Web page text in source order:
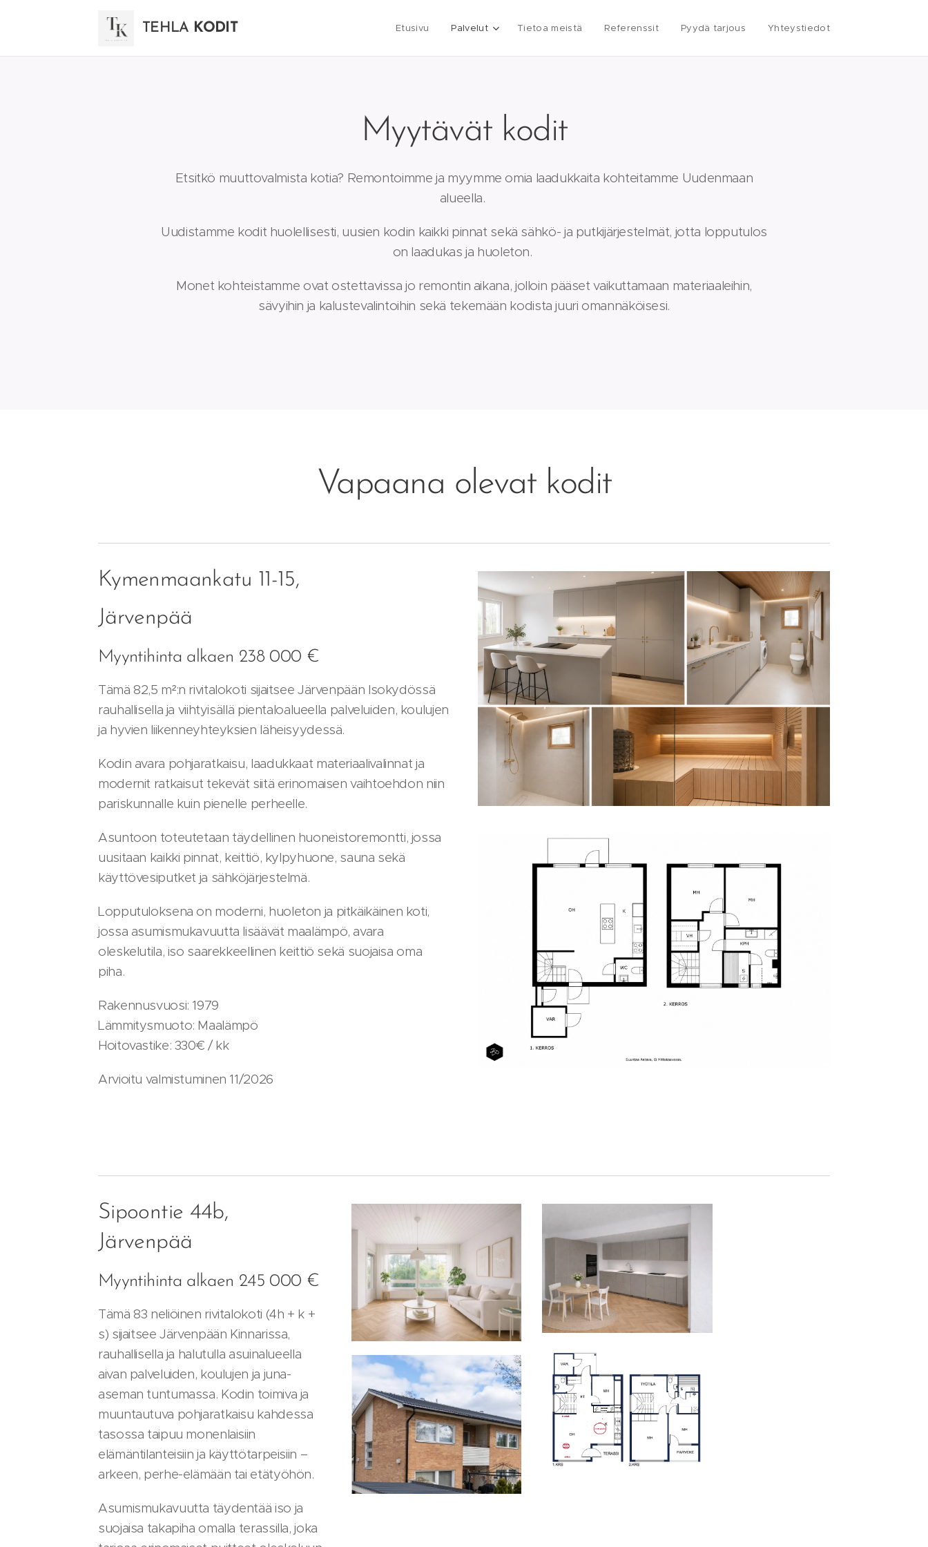
TEHLA KODIT Etusivu Palvelut Tietoa meistä Referenssit Pyydä tarjous Yhteystiedot
Myytävät kodit
Etsitkö muuttovalmista kotia? Remontoimme ja myymme omia laadukkaita kohteitamme Uudenmaan
alueella.
Uudistamme kodit huolellisesti, uusien kodin kaikki pinnat sekä sähkö- ja putkijärjestelmät, jotta lopputulos
on laadukas ja huoleton.
Monet kohteistamme ovat ostettavissa jo remontin aikana, jolloin pääset vaikuttamaan materiaaleihin,
sävyihin ja kalustevalintoihin sekä tekemään kodista juuri omannäköisesi.
Vapaana olevat kodit
Kymenmaankatu 11-15,
Järvenpää
Myyntihinta alkaen 238 000 €
Tämä 82,5 m²:n rivitalokoti sijaitsee Järvenpään Isokydössä
rauhallisella ja viihtyisällä pientaloalueella palveluiden, koulujen
ja hyvien liikenneyhteyksien läheisyydessä.
Kodin avara pohjaratkaisu, laadukkaat materiaalivalinnat ja
modernit ratkaisut tekevät siitä erinomaisen vaihtoehdon niin
pariskunnalle kuin pienelle perheelle.
Asuntoon toteutetaan täydellinen huoneistoremontti, jossa
uusitaan kaikki pinnat, keittiö, kylpyhuone, sauna sekä
käyttövesiputket ja sähköjärjestelmä.
Lopputuloksena on moderni, huoleton ja pitkäikäinen koti,
jossa asumismukavuutta lisäävät maalämpö, avara
oleskelutila, iso saarekkeellinen keittiö sekä suojaisa oma
piha.
Rakennusvuosi: 1979
Lämmitysmuoto: Maalämpö
Hoitovastike: 330€ / kk
Arvioitu valmistuminen 11/2026
Sipoontie 44b,
Järvenpää
Myyntihinta alkaen 245 000 €
Tämä 83 neliöinen rivitalokoti (4h + k +
s) sijaitsee Järvenpään Kinnarissa,
rauhallisella ja halutulla asuinalueella
aivan palveluiden, koulujen ja juna-
aseman tuntumassa. Kodin toimiva ja
muuntautuva pohjaratkaisu kahdessa
tasossa taipuu monenlaisiin
elämäntilanteisiin ja käyttötarpeisiin –
arkeen, perhe-elämään tai etätyöhön.
Asumismukavuutta täydentää iso ja
suojaisa takapiha omalla terassilla, joka